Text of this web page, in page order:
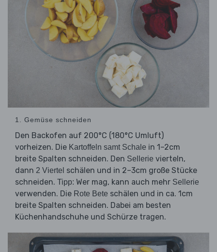
1. Gemüse schneiden
Den Backofen auf 200°C (180°C Umluft)
vorheizen. Die Kartoffeln samt Schale in 1–2cm
breite Spalten schneiden. Den Sellerie vierteln,
dann 2 Viertel schälen und in 2–3cm große Stücke
schneiden. Tipp: Wer mag, kann auch mehr Sellerie
verwenden. Die Rote Bete schälen und in ca. 1cm
breite Spalten schneiden. Dabei am besten
Küchenhandschuhe und Schürze tragen.